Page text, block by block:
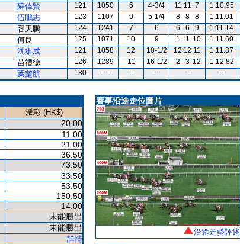
蘇偉賢 121 1050 6 4-3/4 11 11 7 1:10.95
伍鵬志 123 1107 9 5-1/4 8 8 8 1:11.01
容天鵬 124 1241 7 6 6 6 9 1:11.14
何良 125 1071 10 9 1 1 10 1:11.60
沈集成 121 1058 12 10-1/2 12 12 11 1:11.87
苗禮德 126 1289 11 16-1/2 2 3 12 1:12.82
葉楚航 130 --- --- --- --- ---
派彩 (HK$)
20.00
11.00
21.00
36.50
73.50
33.50
53.50
150.50
14.00
未能勝出
未能勝出
詳情
賽事沿途走位圖片
沿途走勢評述